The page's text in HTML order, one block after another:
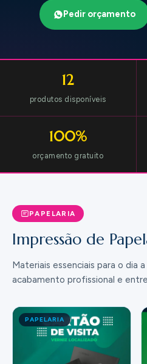
Pedir orçamento
12
produtos disponíveis
100%
orçamento gratuito
PAPELARIA
Impressão de
Materiais essenciais para o dia
acabamento profissional e
PAPELARIA